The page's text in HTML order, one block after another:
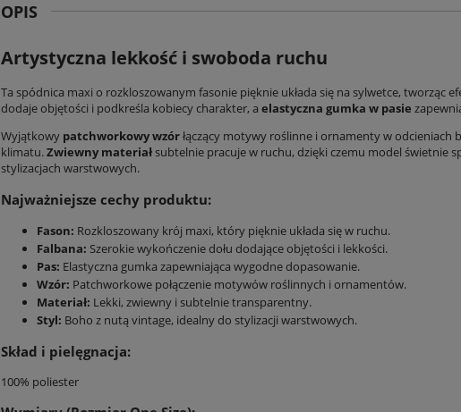
OPIS
Artystyczna lekkość i swoboda ruchu
Ta spódnica maxi o rozkloszowanym fasonie pięknie układa się na sylwetce, tworząc
dodaje objętości i podkreśla kobiecy charakter, a elastyczna gumka w pasie
Wyjątkowy patchworkowy wzórłączący motywy roślinne i ornamenty w odcieniach
klimatu.Zwiewny materiałsubtelnie pracuje w ruchu, dzięki czemu model świetnie
stylizacjach warstwowych.
Najważniejsze cechy produktu:
Fason: Rozkloszowany krój maxi, który pięknie układa się w ruchu.
Falbana: Szerokie wykończenie dołu dodające objętości i lekkości.
Pas: Elastyczna gumka zapewniająca wygodne dopasowanie.
Wzór: Patchworkowe połączenie motywów roślinnych i ornamentów.
Materiał: Lekki, zwiewny i subtelnie transparentny.
Styl: Boho z nutą vintage, idealny do stylizacji warstwowych.
Skład i pielęgnacja:
100% poliester